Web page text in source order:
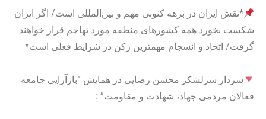
*نقش ایران در برهه کنونی مهم و بین‌المللی است/ اگر ایران
شکست بخورد همه کشورهای منطقه مورد تهاجم قرار خواهند
گرفت/ اتحاد و انسجام مهمترین رکن در شرایط فعلی است*
سردار سرلشکر محسن رضایی در همایش “بازآرایی جامعه
فعالان مردمی جهاد، شهادت و مقاومت” :